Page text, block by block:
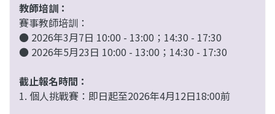
教師培訓：
賽事教師培訓：
● 2026年3月7日 10:00 - 13:00；14:30 - 17:30
● 2026年5月23日 10:00 - 13:00；14:30 - 17:30
截止報名時間：
1. 個人挑戰賽：即日起至2026年4月12日18:00前